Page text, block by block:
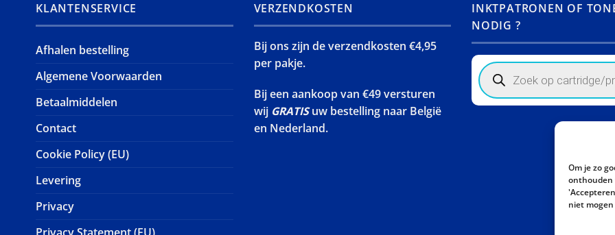
Om je zo
onthouden
niet
KLANTENSERVICE
Afhalen bestelling
Algemene Voorwaarden
Betaalmiddelen
Contact
Cookie Policy (EU)
Levering
Privacy
VERZENDKOSTEN
Bij ons zijn de verzendkosten €4,95
per pakje.
Bij een aankoop van €49 versturen
wij GRATISuw bestelling naar België
en Nederland.
INKTPATRONEN OF
NODIG ?
Products
search